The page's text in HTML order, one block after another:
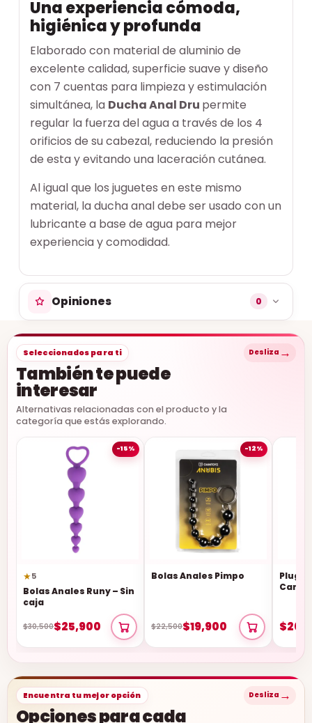
Una experiencia cómoda,
higiénica y profunda
Elaborado con material de aluminio de
excelente calidad, superficie suave y diseño
con 7 cuentas para limpieza y estimulación
simultánea, la Ducha Anal Dru permite
regular la fuerza del agua a través de los 4
orificios de su cabezal, reduciendo la presión
de esta y evitando una laceración cutánea.
Al igual que los juguetes en este mismo
material, la ducha anal debe ser usado con un
lubricante a base de agua para mejor
experiencia y comodidad.
Opiniones 0
Seleccionados para ti
También te puede
interesar
Alternativas relacionadas con el producto y la
categoría que estás explorando.
Desliza →
-15%
★5
Bolas Anales Runy – Sin
caja
$30,500$25,900
-12%
Bolas Anales Pimpo
$22,500$19,900
Plug
Encuentra tu mejor opción
Opciones para cada
Desliza →